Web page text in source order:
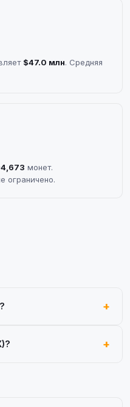
$47.0 млн. Средняя
монет.
ограничено.